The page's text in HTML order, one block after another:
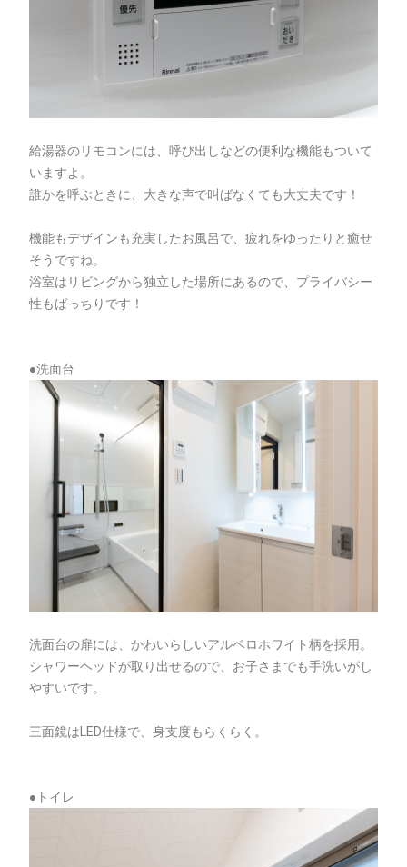
給湯器のリモコンには、呼び出しなどの便利な機能もついて
いますよ。
誰かを呼ぶときに、大きな声で叫ばなくても大丈夫です！
機能もデザインも充実したお風呂で、疲れをゆったりと癒せ
そうですね。
浴室はリビングから独立した場所にあるので、プライバシー
性もばっちりです！
●洗面台
洗面台の扉には、かわいらしいアルベロホワイト柄を採用。
シャワーヘッドが取り出せるので、お子さまでも手洗いがし
やすいです。
三面鏡はLED仕様で、身支度もらくらく。
●トイレ